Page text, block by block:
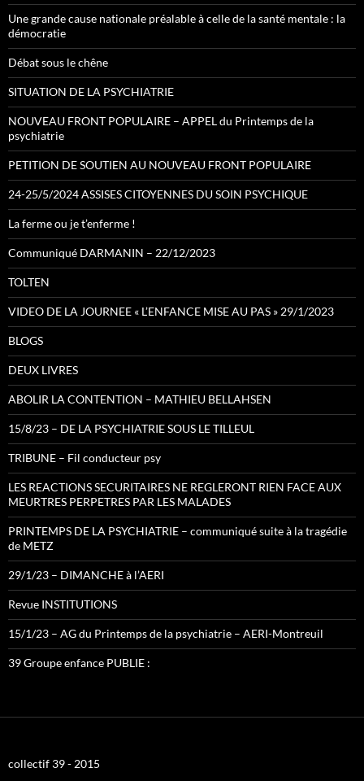
Une grande cause nationale préalable à celle de la santé mentale : la
démocratie
Débat sous le chêne
SITUATION DE LA PSYCHIATRIE
NOUVEAU FRONT POPULAIRE – APPEL du Printemps de la
psychiatrie
PETITION DE SOUTIEN AU NOUVEAU FRONT POPULAIRE
24-25/5/2024 ASSISES CITOYENNES DU SOIN PSYCHIQUE
La ferme ou je t’enferme !
Communiqué DARMANIN – 22/12/2023
TOLTEN
VIDEO DE LA JOURNEE « L’ENFANCE MISE AU PAS » 29/1/2023
BLOGS
DEUX LIVRES
ABOLIR LA CONTENTION – MATHIEU BELLAHSEN
15/8/23 – DE LA PSYCHIATRIE SOUS LE TILLEUL
TRIBUNE – Fil conducteur psy
LES REACTIONS SECURITAIRES NE REGLERONT RIEN FACE AUX
MEURTRES PERPETRES PAR LES MALADES
PRINTEMPS DE LA PSYCHIATRIE – communiqué suite à la tragédie
de METZ
29/1/23 – DIMANCHE à l’AERI
Revue INSTITUTIONS
15/1/23 – AG du Printemps de la psychiatrie – AERI-Montreuil
39 Groupe enfance PUBLIE :
collectif 39 - 2015